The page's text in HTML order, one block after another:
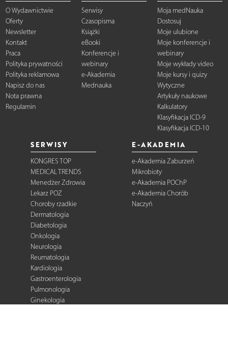
O Wydawnictwie
Oferty
Newsletter
Kontakt
Praca
Polityka prywatności
Polityka reklamowa
Napisz do nas
Nota prawna
Regulamin
Serwisy
Czasopisma
Książki
eBooki
Konferencje i
webinary
e-Akademia
Mednauka
Moja medNauka
Dostosuj
Moje ulubione
Moje konferencje i
webinary
Moje wykłady video
Moje kursy i quizy
Wytyczne
Artykuły naukowe
Kalkulatory
Klasyfikacja ICD-9
Klasyfikacja ICD-10
SERWISY
KONGRES TOP
MEDICAL TRENDS
Menedżer Zdrowia
Lekarz POZ
Choroby rzadkie
Dermatologia
Diabetologia
Onkologia
Neurologia
Reumatologia
Kardiologia
Gastroenterologia
Pulmonologia
Ginekologia
E-AKADEMIA
e-Akademia Zaburzeń
Mikrobioty
e-Akademia POChP
e-Akademia Chorób
Naczyń